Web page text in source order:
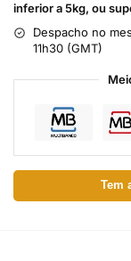
inferior a 5kg, ou
Despacho no
11h30 (GMT)
Tem